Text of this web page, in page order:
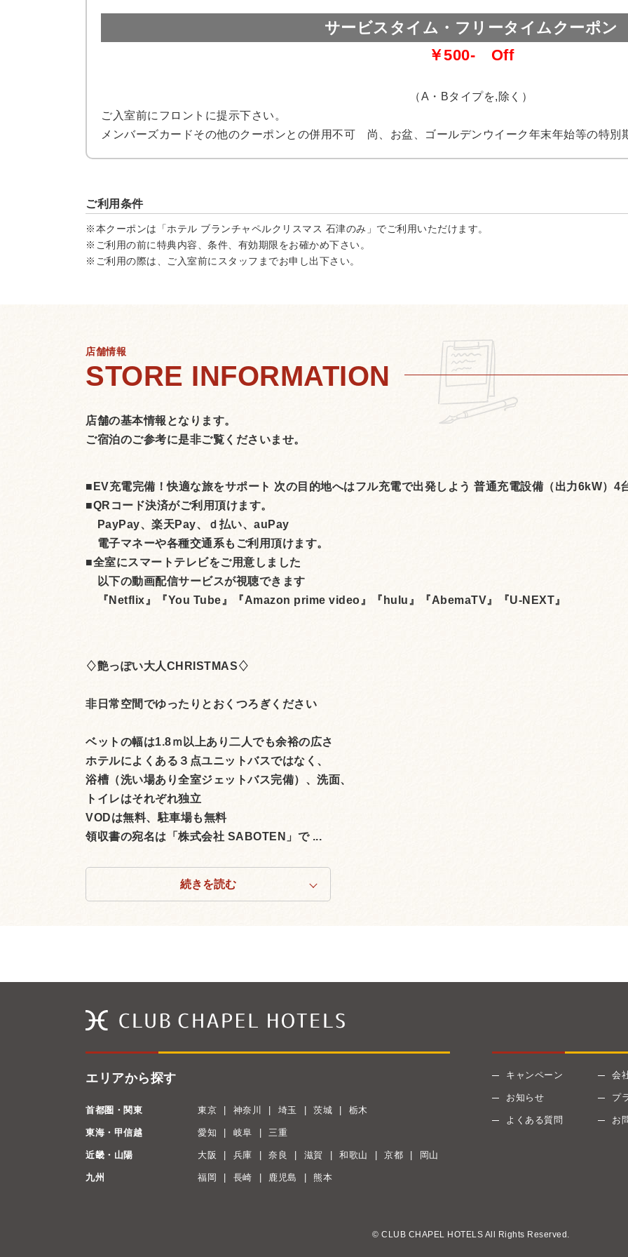
サービスタイム・フリータイムクーポン
￥500- Off
（A・Bタイプを,除く）
ご入室前にフロントに提示下さい。
メンバーズカードその他のクーポンとの併用不可 尚、お盆、ゴールデンウイーク年末年始等の特別
ご利用条件
※本クーポンは「ホテル ブランチャペルクリスマス 石津のみ」でご利用いただけます。
※ご利用の前に特典内容、条件、有効期限をお確かめ下さい。
※ご利用の際は、ご入室前にスタッフまでお申し出下さい。
店舗情報
店舗の基本情報となります。
ご宿泊のご参考に是非ご覧くださいませ。
■EV充電完備！快適な旅をサポート 次の目的地へはフル充電で出発しよう 普通充電設備（出力6kW）4
■QRコード決済がご利用頂けます。
PayPay、楽天Pay、ｄ払い、auPay
電子マネーや各種交通系もご利用頂けます。
■全室にスマートテレビをご用意しました
以下の動画配信サービスが視聴できます
『Netflix』『You Tube』『Amazon prime video』『hulu』『AbemaTV』『U-NEXT』
♢艶っぽい大人CHRISTMAS♢
非日常空間でゆったりとおくつろぎください
ベットの幅は1.8ｍ以上あり二人でも余裕の広さ
ホテルによくある３点ユニットバスではなく、
浴槽（洗い場あり全室ジェットバス完備）、洗面、
トイレはそれぞれ独立
VODは無料、駐車場も無料
領収書の宛名は「株式会社 SABOTEN」で ...
続きを読む
エリアから探す
首都圏・関東 東京 神奈川 埼玉 茨城 栃木
東海・甲信越 愛知 岐阜 三重
近畿・山陽 大阪 兵庫 奈良 滋賀 和歌山 京都 岡山
九州 福岡 長崎 鹿児島 熊本
キャンペーン
お知らせ
よくある質問
会
プ
お
© CLUB CHAPEL HOTELS All Rights Reserved.